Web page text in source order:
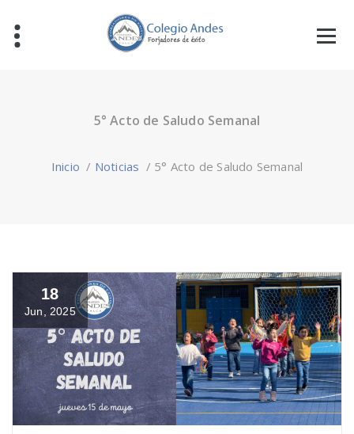
5° Acto de Saludo Semanal
Inicio / Noticias / 5° Acto de Saludo Semanal
18
Jun, 2025